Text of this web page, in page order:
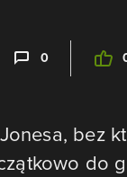
0
bez
do